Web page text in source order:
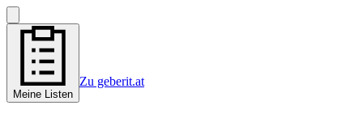
Meine Listen
Zu geberit.at